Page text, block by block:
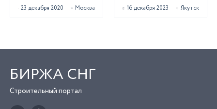
23 декабря 2020 Москва 16 декабря 2023 Якутск
БИРЖА СНГ
Строительный портал